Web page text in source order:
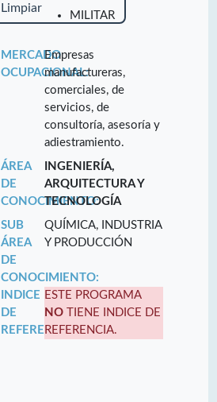
Limpiar
MILITAR
MERCADO
OCUPACIONAL:
Empresas
manufactureras,
comerciales, de
servicios, de
consultoría, asesoría y
adiestramiento.
ÁREA
DE
CONOCIMIENTO:
INGENIERÍA,
ARQUITECTURA Y
TECNOLOGÍA
SUB
ÁREA
DE
CONOCIMIENTO:
QUÍMICA, INDUSTRIA
Y PRODUCCIÓN
INDICE
DE
REFERENCIA:
ESTE PROGRAMA
NO TIENE INDICE DE
REFERENCIA.